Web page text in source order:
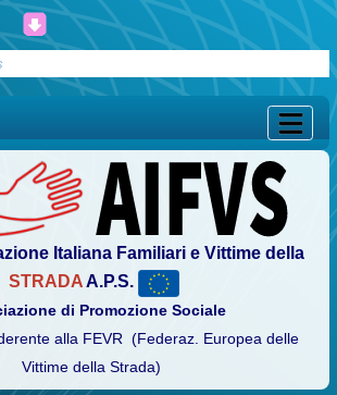
Italiana Familiari e Vittime della
STRADAA.P.S.
di Promozione Sociale
alla FEVR (Federaz. Europea delle
Vittime della Strada)